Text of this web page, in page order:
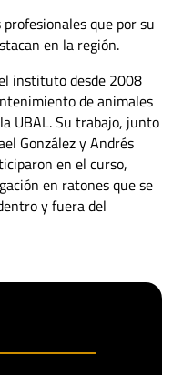
que por su
en la región.
instituto desde 2008
de animales
UBAL. Su trabajo, junto
González y Andrés
en el curso,
en ratones que se
y fuera del